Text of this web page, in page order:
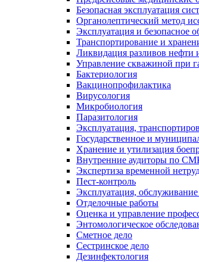
Безопасная эксплуатация
Органолептический метод
Эксплуатация и безопасное
Транспортирование и
Ликвидация разливов
Управление скважиной при
Бактериология
Вакцинопрофилактика
Вирусология
Микробиология
Паразитология
Эксплуатация,
Государственное и
Хранение и утилизация
Внутренние аудиторы по
Экспертиза временной
Пест-контроль
Эксплуатация,
Отделочные работы
Оценка и управление
Энтомологическое
Сметное дело
Сестринское дело
Дезинфектология